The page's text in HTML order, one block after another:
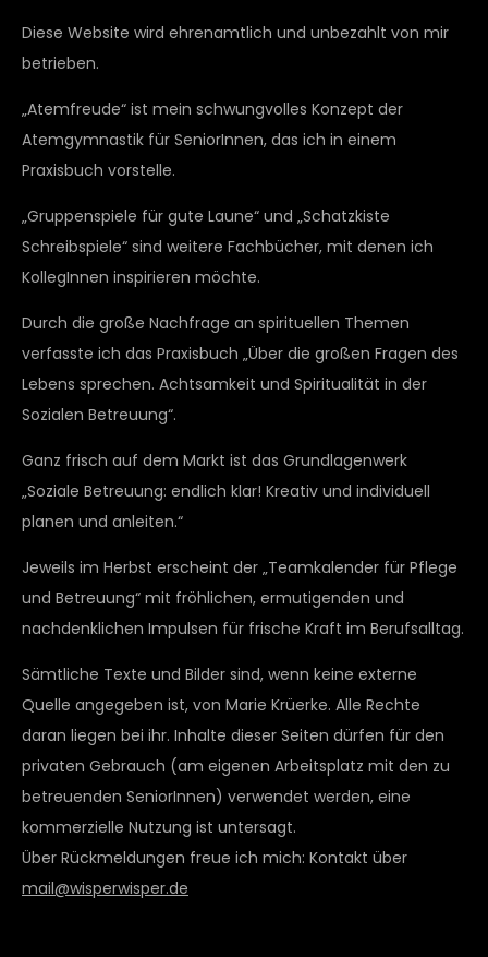
Diese Website wird ehrenamtlich und unbezahlt von mir
betrieben.
„Atemfreude“ ist mein schwungvolles Konzept der
Atemgymnastik für SeniorInnen, das ich in einem
Praxisbuch vorstelle.
„Gruppenspiele für gute Laune“ und „Schatzkiste
Schreibspiele“ sind weitere Fachbücher, mit denen ich
KollegInnen inspirieren möchte.
Durch die große Nachfrage an spirituellen Themen
verfasste ich das Praxisbuch „Über die großen Fragen des
Lebens sprechen. Achtsamkeit und Spiritualität in der
Sozialen Betreuung“.
Ganz frisch auf dem Markt ist das Grundlagenwerk
„Soziale Betreuung: endlich klar! Kreativ und individuell
planen und anleiten.“
Jeweils im Herbst erscheint der „Teamkalender für Pflege
und Betreuung“ mit fröhlichen, ermutigenden und
nachdenklichen Impulsen für frische Kraft im Berufsalltag.
Sämtliche Texte und Bilder sind, wenn keine externe
Quelle angegeben ist, von Marie Krüerke. Alle Rechte
daran liegen bei ihr. Inhalte dieser Seiten dürfen für den
privaten Gebrauch (am eigenen Arbeitsplatz mit den zu
betreuenden SeniorInnen) verwendet werden, eine
kommerzielle Nutzung ist untersagt.
Über Rückmeldungen freue ich mich: Kontakt über
mail@wisperwisper.de